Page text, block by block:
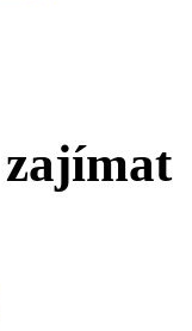
zajímat